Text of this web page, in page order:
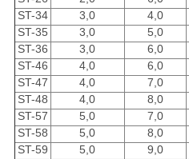
ST-34
3,0 4,0
ST-35
3,0 5,0
ST-36
3,0 6,0
ST-46
4,0 6,0
ST-47
4,0 7,0
ST-48
4,0 8,0
ST-57
5,0 7,0
ST-58
5,0 8,0
ST-59
5,0 9,0